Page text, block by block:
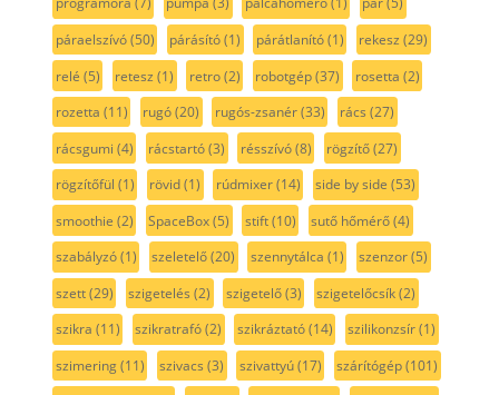
páraelszívó(50) párásító(1) párátlanító(1) rekesz (29)
relé (5) retesz (1) retro(2) robotgép(37) rosetta (2)
rozetta (11) rugó(20) rugós-zsanér(33) rács (27)
rácsgumi (4) rácstartó(3) résszívó(8) rögzítő(27)
rögzítőfül (1) rövid(1) rúdmixer(14) side by side (53)
smoothie (2) SpaceBox(5) stift(10) sutő hőmérő(4)
szabályzó(1) szeletelő(20) szennytálca (1) szenzor(5)
szett(29) szigetelés (2) szigetelő(3) szigetelőcsík(2)
szikra (11) szikratrafó(2) szikráztató(14) szilikonzsír(1)
szimering(11) szivacs (3) szivattyú(17) szárítógép(101)